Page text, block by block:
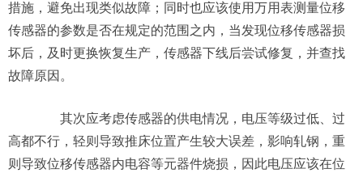
措施，避免出现类似故障；同时也应该使用万用表测量位移
传感器的参数是否在规定的范围之内，当发现位移传感器损
坏后，及时更换恢复生产，传感器下线后尝试修复，并查找
故障原因。
其次应考虑传感器的供电情况，电压等级过低、过
高都不行，轻则导致推床位置产生较大误差，影响轧钢，重
则导致位移传感器内电容等元器件烧损，因此电压应该在位